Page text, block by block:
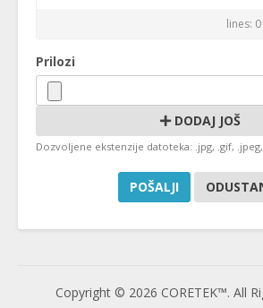
lines:
Prilozi
DODAJ JOŠ
Dozvoljene ekstenzije datoteka: .jpg, .gif,
Copyright © 2026 CORETEK™. All